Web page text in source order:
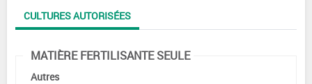
CULTURES AUTORISÉES
MATIÈRE FERTILISANTE SEULE
Autres